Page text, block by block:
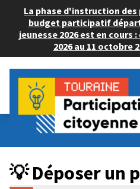
La phase d'instruction des
budget participatif
jeunesse 2026 est en cours
2026 au 11 octobre
Budget Participatif ADULTE 2024
💡 Déposer un projet
💡 Déposer un